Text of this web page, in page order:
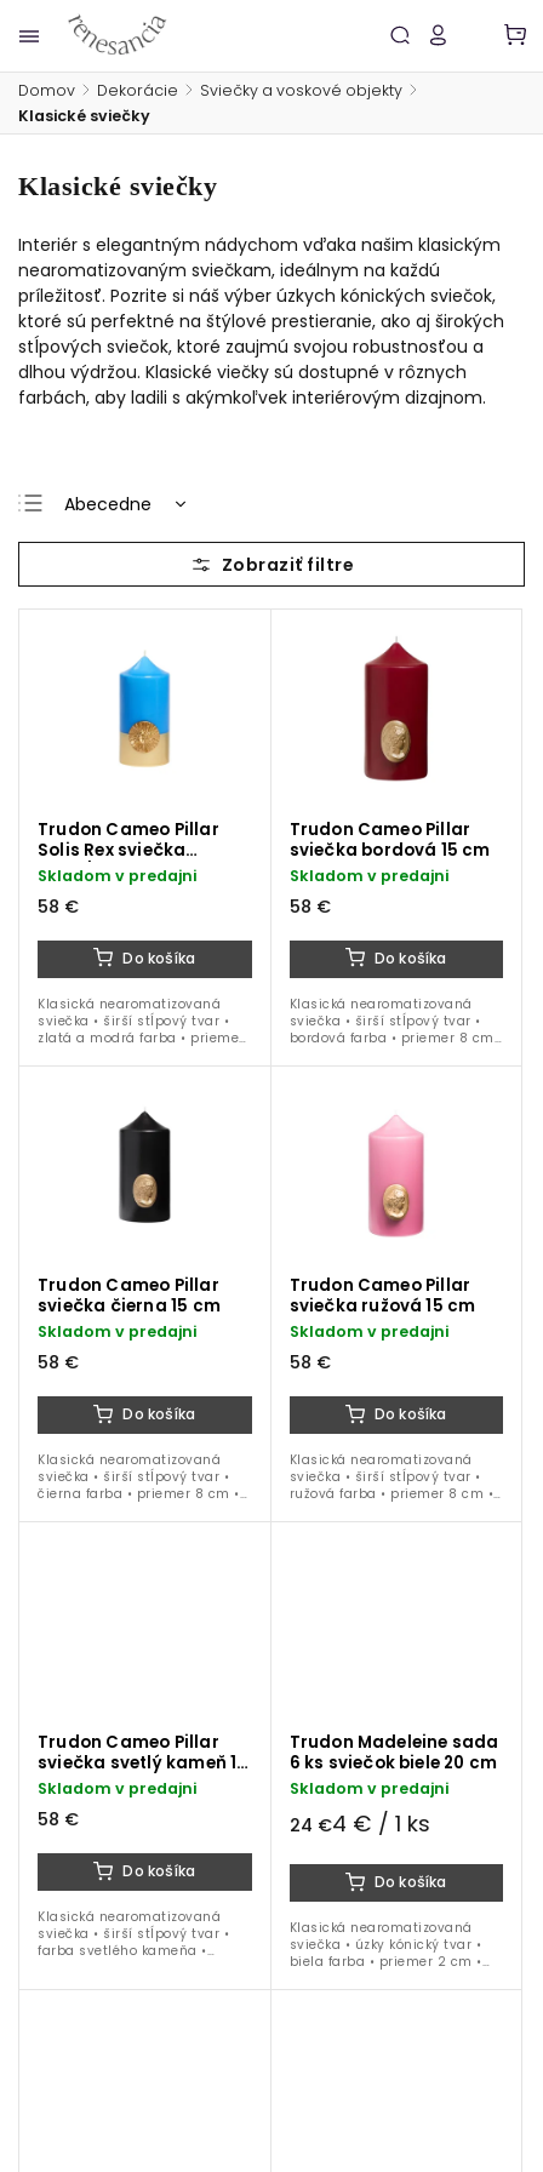
Domov / Dekorácie / Sviečky a voskové objekty /
Klasické sviečky
Klasické sviečky
Interiér s elegantným nádychom vďaka našim klasickým
nearomatizovaným sviečkam, ideálnym na každú
príležitosť. Pozrite si náš výber úzkych kónických sviečok,
ktoré sú perfektné na štýlové prestieranie, ako aj širokých
stĺpových sviečok, ktoré zaujmú svojou robustnosťou a
dlhou výdržou. Klasické viečky sú dostupné v rôznych
farbách, aby ladili s akýmkoľvek interiérovým dizajnom.
Abecedne
Najlacnejšie
Najdrahšie
Trudon Cameo Pillar
Solis Rex sviečka
zlatá/modrá 15 cm
Skladom v predajni
58 €
Do košíka
Klasická nearomatizovaná
sviečka • širší stĺpový tvar •
zlatá a modrá farba • priemer
Trudon Cameo Pillar
sviečka bordová 15 cm
Skladom v predajni
58 €
Do košíka
Klasická nearomatizovaná
sviečka • širší stĺpový tvar •
bordová farba • priemer 8 cm
Trudon Cameo Pillar
sviečka čierna 15 cm
Skladom v predajni
58 €
Do košíka
Klasická nearomatizovaná
sviečka • širší stĺpový tvar •
čierna farba • priemer 8 cm •
Trudon Cameo Pillar
sviečka ružová 15 cm
Skladom v predajni
58 €
Do košíka
Klasická nearomatizovaná
sviečka • širší stĺpový tvar •
ružová farba • priemer 8 cm •
Trudon Cameo Pillar
sviečka svetlý kameň 15
cm
Skladom v predajni
58 €
Do košíka
Klasická nearomatizovaná
sviečka • širší stĺpový tvar •
farba svetlého kameňa •
Trudon Madeleine sada
6 ks sviečok biele 20 cm
Skladom v predajni
24 €4 € / 1 ks
Do košíka
Klasická nearomatizovaná
sviečka • úzky kónický tvar •
biela farba • priemer 2 cm •